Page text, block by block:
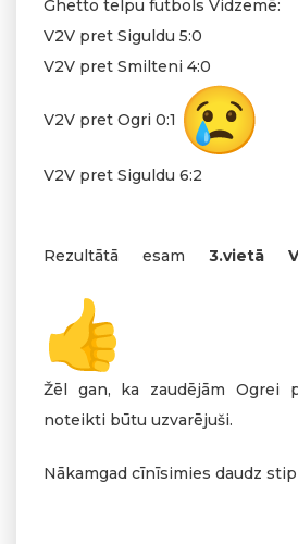
Ghetto telpu futbols Vidzemē:
V2V pret Siguldu 5:0
V2V pret Smilteni 4:0
V2V pret Ogri 0:1
V2V pret Siguldu 6:2
Rezultātā esam 3.vietā
Žēl gan, ka zaudējām Ogrei
noteikti būtu uzvarējuši.
Nākamgad cīnīsimies daudz